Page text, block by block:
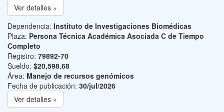
Ver detalles »
Dependencia: Instituto de Investigaciones Biomédicas
Plaza: Persona Técnica Académica Asociada C de Tiempo
Completo
Registro: 79892-70
Sueldo: $20,598.68
Área: Manejo de recursos genómicos
Fecha de publicación: 30/jul/2026
Ver detalles »